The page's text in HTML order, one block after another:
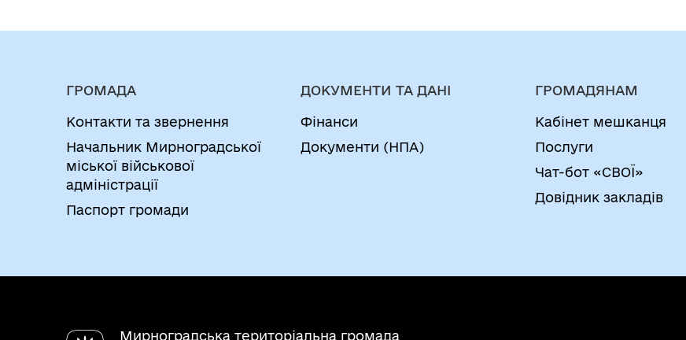
ГРОМАДА
Контакти та звернення
Начальник Мирноградської
міської військової
адміністрації
Паспорт громади
ДОКУМЕНТИ ТА ДАНІ
Фінанси
Документи (НПА)
ГРОМАДЯНАМ
Кабінет мешканця
Послуги
Чат-бот «СВОЇ»
Довідник закладів
Мирноградська територіальна громада